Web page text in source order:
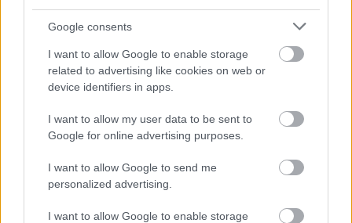
Google consents
I want to allow Google to enable storage
related to advertising like cookies on web or
device identifiers in apps.
I want to allow my user data to be sent to
Google for online advertising purposes.
I want to allow Google to send me
personalized advertising.
I want to allow Google to enable storage
Kalmár Dávid fogolytörzskönyv HU BFL – VII.102.a–
fogoly –1902–293 –
Hungaricana
Miről írt a Füllentőben a 16 éves Ziegler Géza?